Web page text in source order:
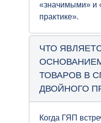
«значимыми» и
практике».
ЧТО
ТОВАРОВ В
ДВОЙНОГО
Когда ГЯП